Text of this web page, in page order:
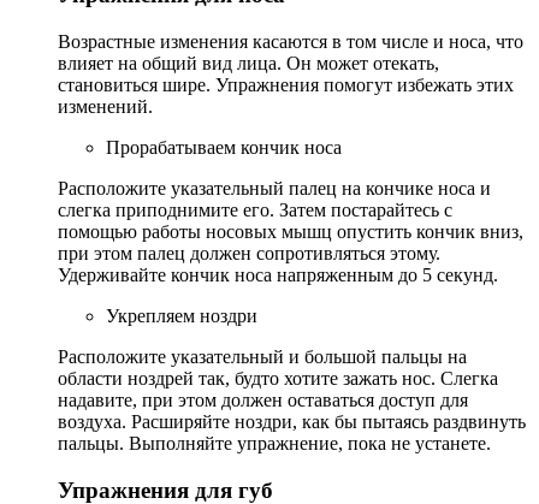
Возрастные изменения касаются в том числе и носа, что
влияет на общий вид лица. Он может отекать,
становиться шире. Упражнения помогут избежать этих
изменений.
Прорабатываем кончик носа
Расположите указательный палец на кончике носа и
слегка приподнимите его. Затем постарайтесь с
помощью работы носовых мышц опустить кончик вниз,
при этом палец должен сопротивляться этому.
Удерживайте кончик носа напряженным до 5 секунд.
Укрепляем ноздри
Расположите указательный и большой пальцы на
области ноздрей так, будто хотите зажать нос. Слегка
надавите, при этом должен оставаться доступ для
воздуха. Расширяйте ноздри, как бы пытаясь раздвинуть
пальцы. Выполняйте упражнение, пока не устанете.
Упражнения для губ